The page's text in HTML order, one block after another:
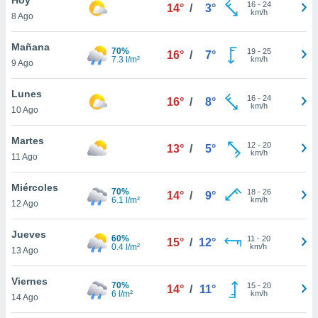
en
más
nuestra
de
cookies
aceptar
8 Ago
14° / 3° 16- 24
km/h
Mañana
9 Ago
70%
7.3 l/m²
16° / 7° 19- 25
km/h
Lunes
10 Ago
16° / 8° 16- 24
km/h
Martes
11 Ago
13° / 5° 12- 20
km/h
Miércoles
12 Ago
70%
6.1 l/m²
14° / 9° 18- 26
km/h
Jueves
13 Ago
60%
0.4 l/m²
15° / 12° 11 - 20
km/h
Viernes
14 Ago
70%
6 l/m²
14° / 11° 15- 20
km/h